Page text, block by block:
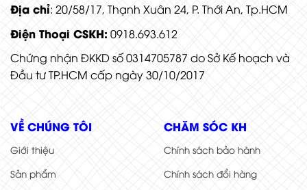
Địa chỉ: 20/58/17, Thạnh Xuân 24, P. Thới An, Tp.HCM
Điện Thoại CSKH: 0918.693.612
Chứng nhận ĐKKD số 0314705787 do Sở Kế hoạch và
Đầu tư TP.HCM cấp ngày 30/10/2017
VỀ CHÚNG TÔI
Giới thiệu
Sản phẩm
CHĂM SÓC KH
Chính sách bảo hành
Chính sách đổi hàng